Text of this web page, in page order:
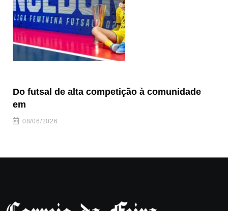
Do futsal de alta competição à comunidade
em
08/06/2026